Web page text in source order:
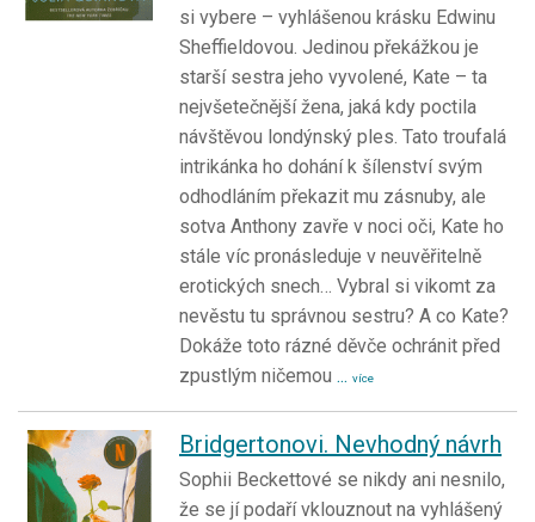
si vybere – vyhlášenou krásku Edwinu
Sheffieldovou. Jedinou překážkou je
starší sestra jeho vyvolené, Kate – ta
nejvšetečnější žena, jaká kdy poctila
návštěvou londýnský ples. Tato troufalá
intrikánka ho dohání k šílenství svým
odhodláním překazit mu zásnuby, ale
sotva Anthony zavře v noci oči, Kate ho
stále víc pronásleduje v neuvěřitelně
erotických snech… Vybral si vikomt za
nevěstu tu správnou sestru? A co Kate?
Dokáže toto rázné děvče ochránit před
zpustlým ničemou ... více
Bridgertonovi. Nevhodný návrh
Sophii Beckettové se nikdy ani nesnilo,
že se jí podaří vklouznout na vyhlášený